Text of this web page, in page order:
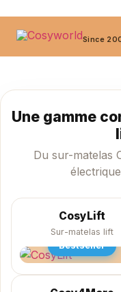
Since
Une gamme
Du sur-matelas
CosyLift
Sur-matelas lift
Bestseller